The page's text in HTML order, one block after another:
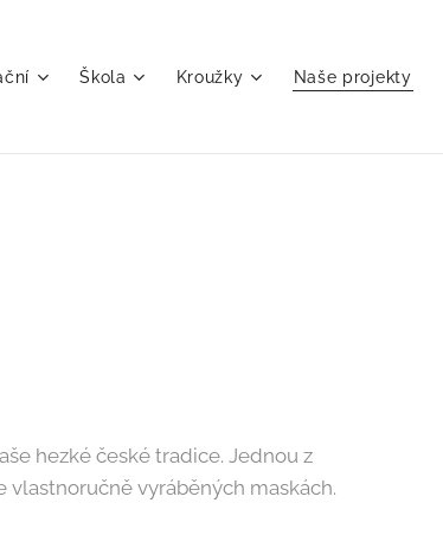
Škola Kroužky Naše projekty
hezké české tradice. Jednou z
vlastnoručně vyráběných maskách.